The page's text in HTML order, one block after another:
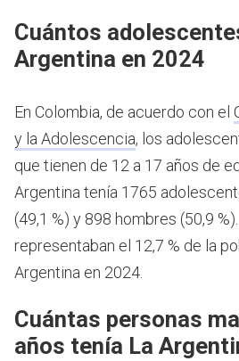
Cuántos
Argentina en 2024
En Colombia, de acuerdo con el
y la Adolescencia, los
que tienen de 12 a 17 años de
Argentina tenía 1765
(49,1 %) y 898 hombres (50,9
representaban el 12,7 % de la
Argentina en 2024.
Cuántas personas
años tenía La